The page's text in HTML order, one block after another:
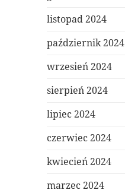
listopad 2024
październik 2024
wrzesień 2024
sierpień 2024
lipiec 2024
czerwiec 2024
kwiecień 2024
marzec 2024